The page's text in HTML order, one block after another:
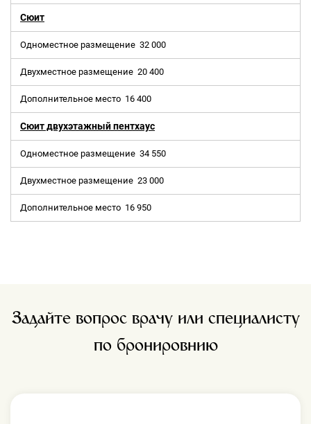
Сюит
Одноместное размещение 32 000
Двухместное размещение 20 400
Дополнительное место 16 400
Сюит двухэтажный пентхаус
Одноместное размещение 34 550
Двухместное размещение 23 000
Дополнительное место 16 950
Задайте вопрос врачу или специалисту
по бронировнию